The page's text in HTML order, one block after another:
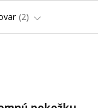
2